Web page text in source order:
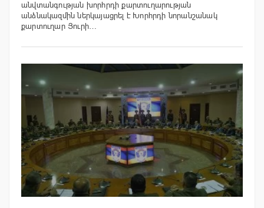
անվտանգության խորհրդի քարտուղարության
անձնակազմին ներկայացրել է Խորհրդի նորանշանակ
քարտուղար Յուրի…